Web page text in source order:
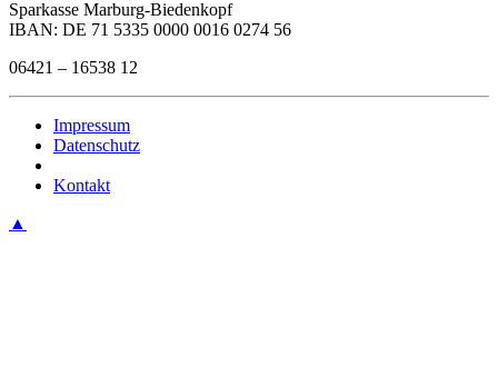
Sparkasse Marburg-Biedenkopf
IBAN: DE 71 5335 0000 0016 0274 56
06421 – 16538 12
Impressum
Datenschutz
Kontakt
▲